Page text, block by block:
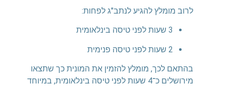
לרוב מומלץ להגיע לנתב"ג לפחות:
3 שעות לפני טיסה בינלאומית
2 שעות לפני טיסה פנימית
בהתאם לכך, מומלץ להזמין את המונית כך שתצאו
מירושלים כ־4 שעות לפני טיסה בינלאומית, במיוחד